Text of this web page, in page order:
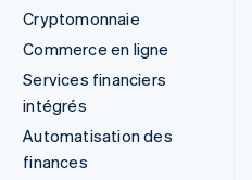
Cryptomonnaie
Commerce en ligne
Services financiers
intégrés
Automatisation des
finances